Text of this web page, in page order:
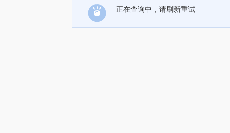
正在查询中，请刷新重试